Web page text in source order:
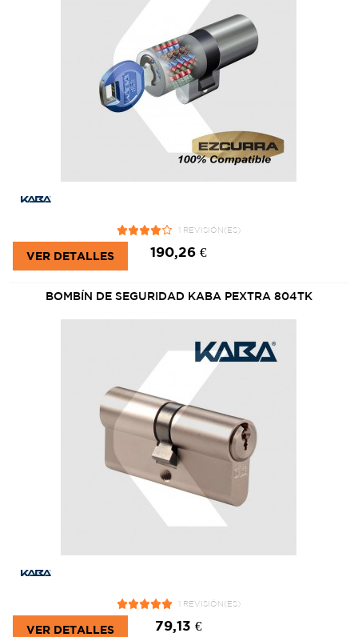
1 REVISIÓN(ES)
190,26 €
VER DETALLES
BOMBÍN DE SEGURIDAD KABA PEXTRA 804TK
1 REVISIÓN(ES)
79,13 €
VER DETALLES